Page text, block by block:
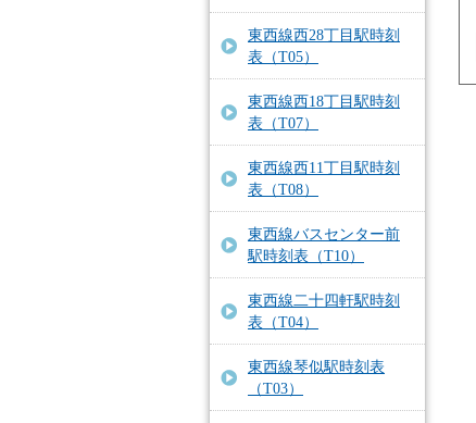
東西線西28丁目駅時刻
表（T05）
東西線西18丁目駅時刻
表（T07）
東西線西11丁目駅時刻
表（T08）
東西線バスセンター前
駅時刻表（T10）
東西線二十四軒駅時刻
表（T04）
東西線琴似駅時刻表
（T03）